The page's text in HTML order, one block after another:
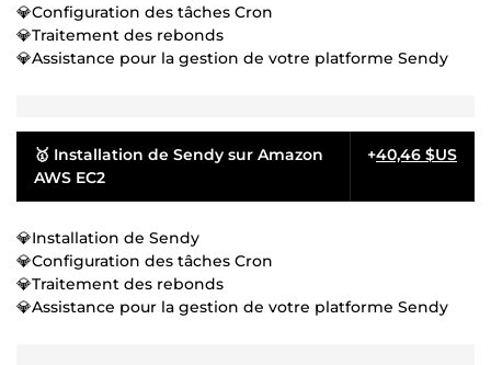
💎Configuration des tâches Cron
💎Traitement des rebonds
💎Assistance pour la gestion de votre platforme Sendy
🥇 Installation de Sendy sur Amazon
AWS EC2
+40,46 $US
💎Installation de Sendy
💎Configuration des tâches Cron
💎Traitement des rebonds
💎Assistance pour la gestion de votre platforme Sendy